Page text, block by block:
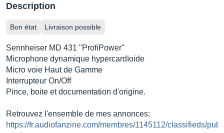
Description
Bon état Livraison possible
Sennheiser MD 431 "ProfiPower"
Microphone dynamique hypercardïoide
Micro voie Haut de Gamme
Interrupteur On/Off
Pince, boite et documentation d'origine.
Retrouvez l'ensemble de mes annonces:
https://fr.audiofanzine.com/membres/1145112/classifieds/